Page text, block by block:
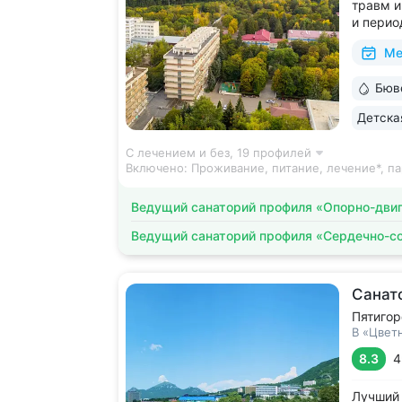
травм
и
2500
на
С лечением и без, 19 профилей
Включено: Проживание, питание, лечение*,
Ведущий санаторий профиля «Опорно-
Ведущий санаторий профиля «Сердечно-
В
8.3
Лучший